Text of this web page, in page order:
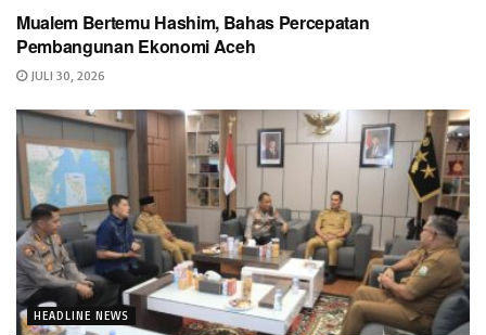
Mualem Bertemu Hashim, Bahas Percepatan
Pembangunan Ekonomi Aceh
JULI 30, 2026
HEADLINE NEWS